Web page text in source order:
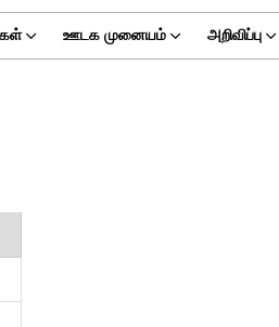
ஊடக முனையம் அறிவிப்பு